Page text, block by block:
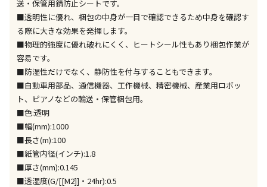
特定の店舗のみで受取ができる商品です（宅配便での
お届けができません）
※同時購入の商品は、全て同じ店舗での受取となりま
す
委託業者によりお届けする商品です
※ほか商品との同時購入はできません。お手数です
が、ご購入手続きを分けてお買い求めください
※支払い方法の代金引換は選択できません。
宅配のみでお届けする商品です（店舗受取は選択でき
ません）
※「宅配・店舗受取」「宅配のみ」マークの商品のみ
同時購入が可能です
送・保管用錆防止シートです。
■透明性に優れ、梱包の中身が一目で確認できるため中身を確認す
る際に大きな効果を発揮します。
■物理的強度に優れ破れにくく、ヒートシール性もあり梱包作業が
容易です。
■防湿性だけでなく、静防性を付与することもできます。
■自動車用部品、通信機器、工作機械、精密機械、産業用ロボッ
ト、ピアノなどの輸送・保管梱包用。
■色:透明
■幅(mm):1000
■長さ(m):100
■紙管内径(インチ):1.8
■厚さ(mm):0.145
■透湿度(G/[[M2]]・24hr):0.5